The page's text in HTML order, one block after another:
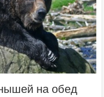
на обед